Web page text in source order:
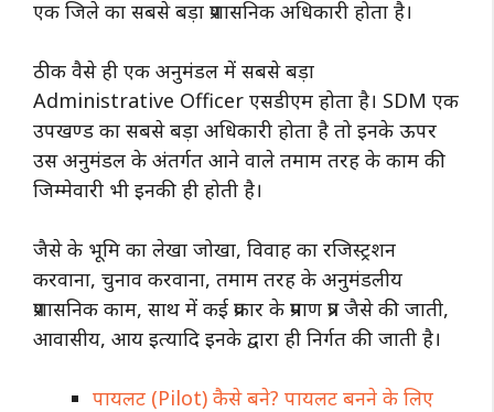
एक जिले का सबसे बड़ा प्रशासनिक अधिकारी होता है।
ठीक वैसे ही एक अनुमंडल में सबसे बड़ा
Administrative Officer एसडीएम होता है। SDM एक
उपखण्ड का सबसे बड़ा अधिकारी होता है तो इनके ऊपर
उस अनुमंडल के अंतर्गत आने वाले तमाम तरह के काम की
जिम्मेवारी भी इनकी ही होती है।
जैसे के भूमि का लेखा जोखा, विवाह का रजिस्ट्रशन
करवाना, चुनाव करवाना, तमाम तरह के अनुमंडलीय
प्रशासनिक काम, साथ में कई प्रकार के प्रमाण प्रत्र जैसे की जाती,
आवासीय, आय इत्यादि इनके द्वारा ही निर्गत की जाती है।
पायलट (Pilot) कैसे बने? पायलट बनने के लिए